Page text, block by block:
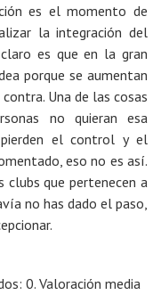
es el momento de
la integración del
es que en la gran
porque se aumentan
Una de las cosas
no quieran esa
pierden el control y el
eso no es así.
que pertenecen a
no has dado el paso,
0. Valoración media